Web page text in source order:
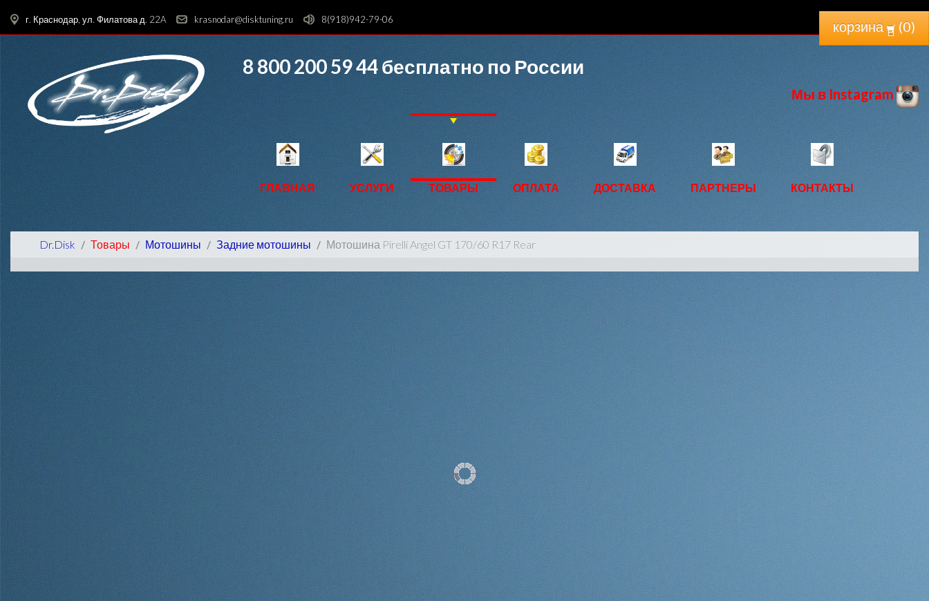
г. Краснодар, ул. Филатова д. 22A krasnodar@disktuning.ru 8(918)942-79-06 корзина (0)
8 800 200 59 44бесплатно по России
Мы в Instagram
ГЛАВНАЯ УСЛУГИ ТОВАРЫ ОПЛАТА ДОСТАВКА ПАРТНЕРЫ КОНТАКТЫ
Dr.Disk Товары Мотошины Задние мотошины Мотошина Pirelli Angel GT 170/60 R17 Rear